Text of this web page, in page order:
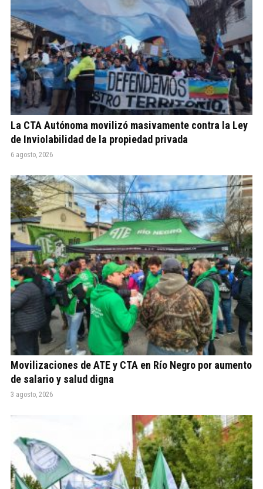
La CTA Autónoma movilizó masivamente contra la Ley
de Inviolabilidad de la propiedad privada
6 agosto, 2026
Movilizaciones de ATE y CTA en Río Negro por aumento
de salario y salud digna
3 agosto, 2026